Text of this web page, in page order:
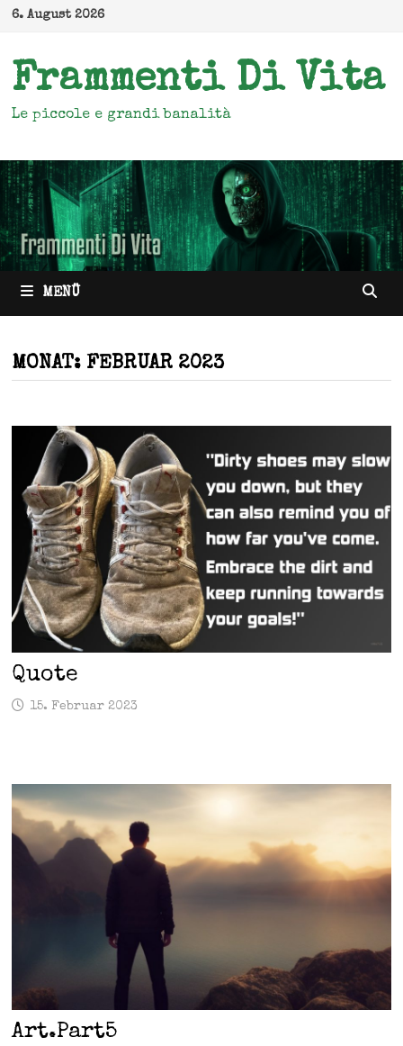
Zum
springen
6. August 2026
Frammenti Di Vita
Le piccole e grandi banalità
MENÜ
MONAT: FEBRUAR 2023
Quote
15. Februar 2023
Art.Part5